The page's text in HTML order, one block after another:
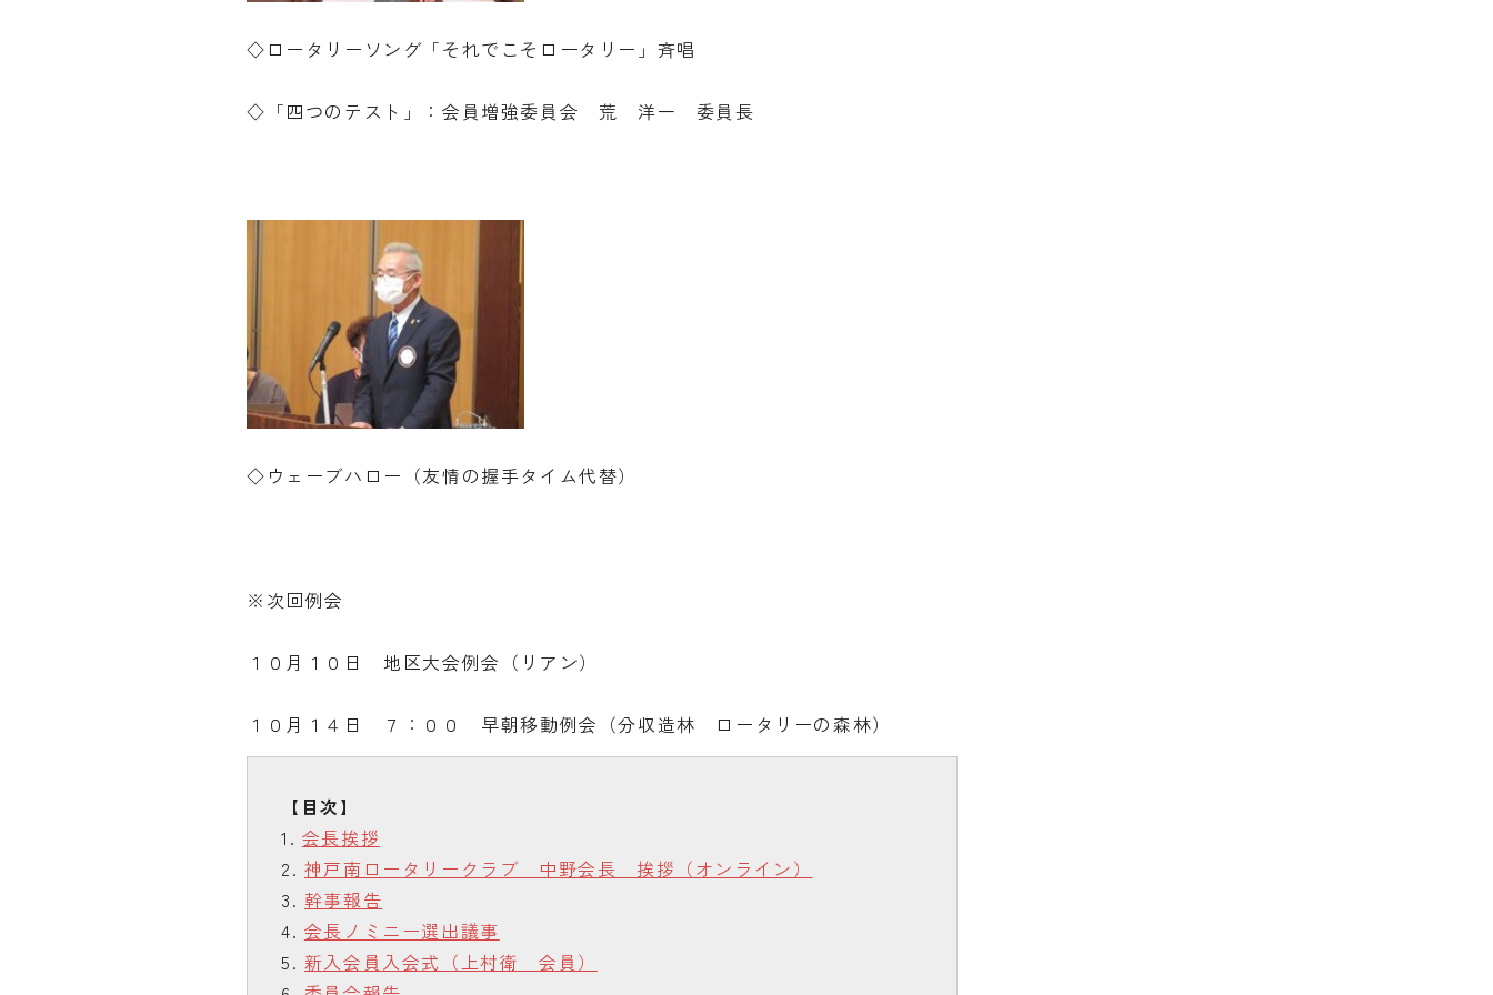
◇ロータリーソング「それでこそロータリー」斉唱
◇「四つのテスト」：会員増強委員会 荒 洋一 委員長
◇ウェーブハロー（友情の握手タイム代替）
※次回例会
１０月１０日 地区大会例会（リアン）
１０月１４日 ７：００ 早朝移動例会（分収造林 ロータリーの森林）
会長挨拶
神戸南ロータリークラブ 中野会長 挨拶（オンライン）
幹事報告
会長ノミニー選出議事
新入会員入会式（上村衛 会員）